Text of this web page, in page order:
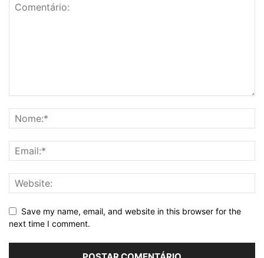
Save my name, email, and website in this browser for the
next time I comment.